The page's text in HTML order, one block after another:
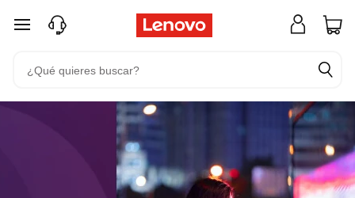
Ir al contenido principal